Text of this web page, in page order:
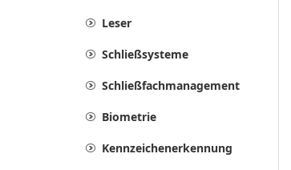
Leser
Schließsysteme
Schließfachmanagement
Biometrie
Kennzeichenerkennung